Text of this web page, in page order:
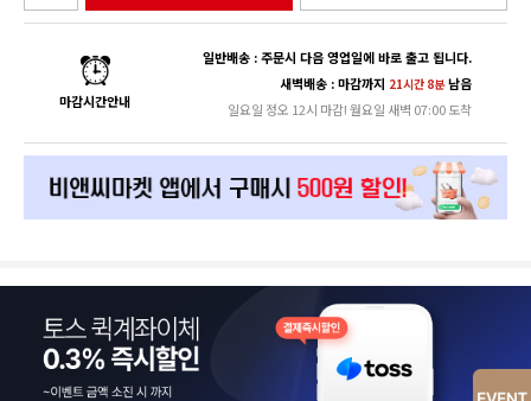
마감시간안내
일반배송 : 주문시 다음 영업일에 바로 출고 됩니다.
새벽배송 : 마감까지 21시간 8분남음
일요일 정오 12시 마감! 월요일 새벽 07:00 도착